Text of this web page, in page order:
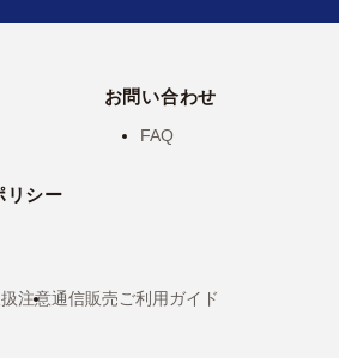
お問い合わせ
FAQ
リシー
注意通信販売ご利用ガイド